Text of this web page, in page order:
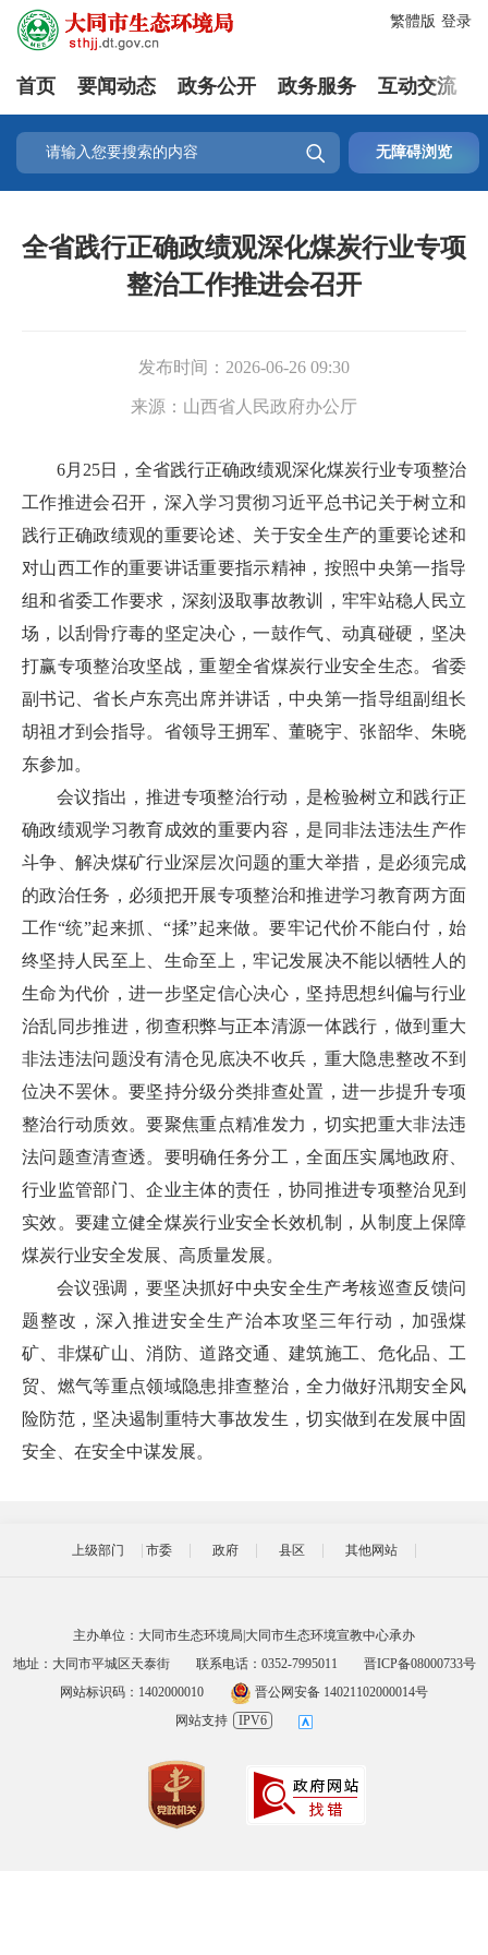
登录
繁體版
首页 要闻动态 政务公开 政务服务 互动交流
 无障碍浏览
全省践行正确政绩观深化煤炭行业专项
整治工作推进会召开
发布时间： 2026-06-26 09:30
来源： 山西省人民政府办公厅
6月25日，全省践行正确政绩观深化煤炭行业专项整治
工作推进会召开，深入学习贯彻习近平总书记关于树立和
践行正确政绩观的重要论述、关于安全生产的重要论述和
对山西工作的重要讲话重要指示精神，按照中央第一指导
组和省委工作要求，深刻汲取事故教训，牢牢站稳人民立
场，以刮骨疗毒的坚定决心，一鼓作气、动真碰硬，坚决
打赢专项整治攻坚战，重塑全省煤炭行业安全生态。省委
副书记、省长卢东亮出席并讲话，中央第一指导组副组长
胡祖才到会指导。省领导王拥军、董晓宇、张韶华、朱晓
东参加。
会议指出，推进专项整治行动，是检验树立和践行正
确政绩观学习教育成效的重要内容，是同非法违法生产作
斗争、解决煤矿行业深层次问题的重大举措，是必须完成
的政治任务，必须把开展专项整治和推进学习教育两方面
工作“统”起来抓、“揉”起来做。要牢记代价不能白付，始
终坚持人民至上、生命至上，牢记发展决不能以牺牲人的
生命为代价，进一步坚定信心决心，坚持思想纠偏与行业
治乱同步推进，彻查积弊与正本清源一体践行，做到重大
非法违法问题没有清仓见底决不收兵，重大隐患整改不到
位决不罢休。要坚持分级分类排查处置，进一步提升专项
整治行动质效。要聚焦重点精准发力，切实把重大非法违
法问题查清查透。要明确任务分工，全面压实属地政府、
行业监管部门、企业主体的责任，协同推进专项整治见到
实效。要建立健全煤炭行业安全长效机制，从制度上保障
煤炭行业安全发展、高质量发展。
会议强调，要坚决抓好中央安全生产考核巡查反馈问
题整改，深入推进安全生产治本攻坚三年行动，加强煤
矿、非煤矿山、消防、道路交通、建筑施工、危化品、工
贸、燃气等重点领域隐患排查整治，全力做好汛期安全风
险防范，坚决遏制重特大事故发生，切实做到在发展中固
安全、在安全中谋发展。
上级部门 市委 政府 县区 其他网站
主办单位：大同市生态环境局|大同市生态环境宣教中心承办
地址：大同市平城区天泰街
联系电话：0352-7995011
晋ICP备08000733号
网站标识码：1402000010
晋公网安备 14021102000014号
网站支持
IPV6